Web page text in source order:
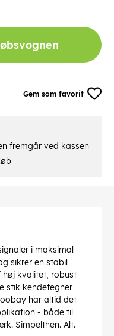
Gem som favorit
fremgår ved kassen
i maksimal
sikrer en stabil
høj kvalitet, robust
stik kendetegner
har altid det
- både til
Simpelthen. Alt.